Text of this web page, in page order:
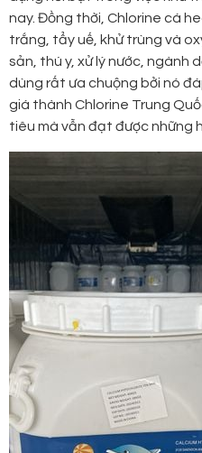
nay. Đồng thời, Chlorine cá
trắng, tẩy uế, khử trùng và
sản, thú y, xử lý nước, ngành
dùng rất ưa chuộng bởi nó
giá thành Chlorine Trung
tiêu mà vẫn đạt được những